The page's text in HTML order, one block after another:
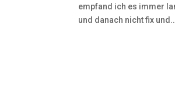
empfand ich es immer
und danach nicht fix